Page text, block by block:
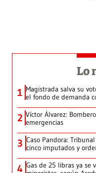
Lo
1 Magistrada salva su
el fondo de demanda
2 Víctor Álvarez:
emergencias
3 Caso Pandora:
cinco imputados y
4 Gas de 25 libras ya se